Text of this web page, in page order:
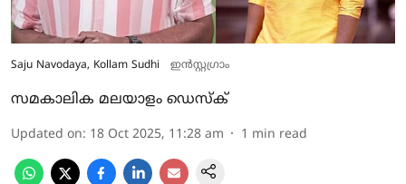
Saju Navodaya, Kollam Sudhi ഇൻസ്റ്റ​ഗ്രാം
സമകാലിക മലയാളം ഡെസ്ക്
Updated on: 18 Oct 2025, 11:28 am 1 min read